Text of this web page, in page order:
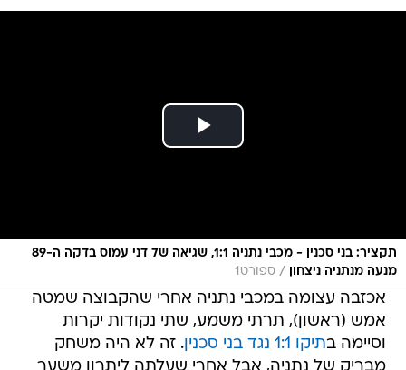
תקציר: בני סכנין - מכבי נתניה 1:1, שגיאה של דני עמוס בדקה ה-89
מנעה מנתניה ניצחון
/ ספורט1
אכזבה עצומה במכבי נתניה אחרי שהקבוצה שמטה
אמש (ראשון), תרתי משמע, שתי נקודות יקרות
וסיימה בתיקו 1:1 נגד בני סכנין
. זה לא היה משחק